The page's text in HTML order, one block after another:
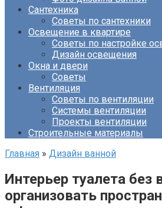
Сантехника
Советы по сантехники
Освещение в квартире
Советы по настройке
Дизайн освещения
Окна и двери
Советы
Вентиляция
Советы по вентиляции
Системы вентиляции
Проекты вентиляции
Строительные материалы
Главная » Дизайн ванной
Интерьер туалета без
организовать